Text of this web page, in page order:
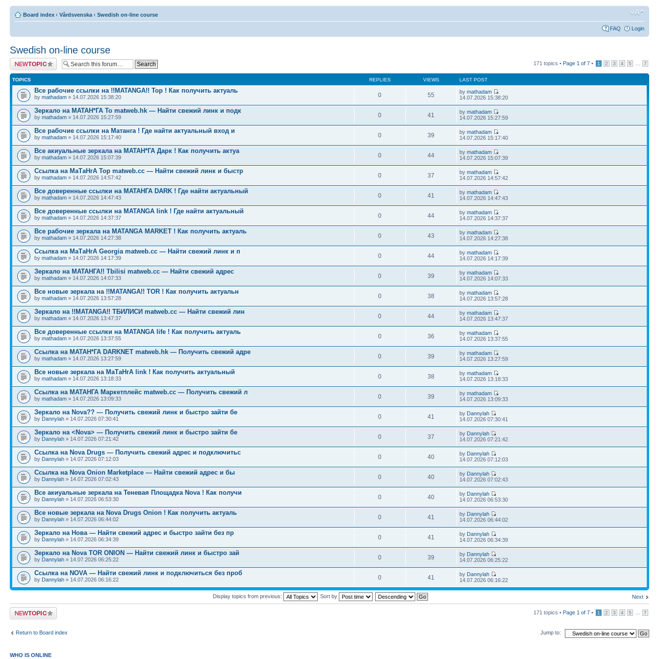
Board index ‹ Vårdsvenska ‹ Swedish on-line course
FAQ Login
Swedish on-line course
Post a new topic 171 topics • Page 1 of 7 • 1 2 3 4 5 7
TOPICS REPLIES VIEWS LAST POST
Все рабочие ссылки на !!MATANGA!! Тор ! Как получить актуаль
by mathadam » 14.07.2026 15:38:20 0 55 bymathadam
14.07.2026 15:38:20
Зеркало на МАТАН*ГА To matweb.hk — Найти свежий линк и подк
by mathadam » 14.07.2026 15:27:59 0 41 bymathadam
14.07.2026 15:27:59
Все рабочие ссылки на Матанга ! Где найти актуальный вход и
by mathadam » 14.07.2026 15:17:40 0 39 bymathadam
14.07.2026 15:17:40
Все акиуальные зеркала на МАТАН*ГА Дарк ! Как получить актуа
by mathadam » 14.07.2026 15:07:39 0 44 bymathadam
14.07.2026 15:07:39
Ссылка на МаТаНгА Тор matweb.cc — Найти свежий линк и быстр
by mathadam » 14.07.2026 14:57:42 0 37 bymathadam
14.07.2026 14:57:42
Все доверенные ссылки на МАТАНГА DARK ! Где найти актуальный
by mathadam » 14.07.2026 14:47:43 0 41 bymathadam
14.07.2026 14:47:43
Все доверенные ссылки на MATANGA link ! Где найти актуальный
by mathadam » 14.07.2026 14:37:37 0 44 bymathadam
14.07.2026 14:37:37
Все рабочие зеркала на MATANGA MARKET ! Как получить актуаль
by mathadam » 14.07.2026 14:27:38 0 43 bymathadam
14.07.2026 14:27:38
Ссылка на МаТаНгА Georgia matweb.cc — Найти свежий линк и п
by mathadam » 14.07.2026 14:17:39 0 44 bymathadam
14.07.2026 14:17:39
Зеркало на МАТАНГА!! Tbilisi matweb.cc — Найти свежий адрес
by mathadam » 14.07.2026 14:07:33 0 39 bymathadam
14.07.2026 14:07:33
Все новые зеркала на !!MATANGA!! TOR ! Как получить актуальн
by mathadam » 14.07.2026 13:57:28 0 38 bymathadam
14.07.2026 13:57:28
Зеркало на !!MATANGA!! ТБИЛИСИ matweb.cc — Найти свежий лин
by mathadam » 14.07.2026 13:47:37 0 44 bymathadam
14.07.2026 13:47:37
Все доверенные ссылки на MATANGA life ! Как получить актуаль
by mathadam » 14.07.2026 13:37:55 0 36 bymathadam
14.07.2026 13:37:55
Ссылка на МАТАН*ГА DARKNET matweb.hk — Получить свежий адре
by mathadam » 14.07.2026 13:27:59 0 39 bymathadam
14.07.2026 13:27:59
Все новые зеркала на МаТаНгА link ! Как получить актуальный
by mathadam » 14.07.2026 13:18:33 0 38 bymathadam
14.07.2026 13:18:33
Ссылка на МАТАНГА Маркетплейс matweb.cc — Получить свежий л
by mathadam » 14.07.2026 13:09:33 0 39 bymathadam
14.07.2026 13:09:33
Зеркало на Nova?? — Получить свежий линк и быстро зайти бе
by Dannylah » 14.07.2026 07:30:41 0 41 by Dannylah
14.07.2026 07:30:41
Зеркало на <Nova> — Получить свежий линк и быстро зайти бе
by Dannylah » 14.07.2026 07:21:42 0 37 by Dannylah
14.07.2026 07:21:42
Ссылка на Nova Drugs — Получить свежий адрес и подключитьс
by Dannylah » 14.07.2026 07:12:03 0 40 by Dannylah
14.07.2026 07:12:03
Ссылка на Nova Onion Marketplace — Найти свежий адрес и бы
by Dannylah » 14.07.2026 07:02:43 0 40 by Dannylah
14.07.2026 07:02:43
Все акиуальные зеркала на Теневая Площадка Nova ! Как получи
by Dannylah » 14.07.2026 06:53:30 0 40 by Dannylah
14.07.2026 06:53:30
Все новые зеркала на Nova Drugs Onion ! Как получить актуаль
by Dannylah » 14.07.2026 06:44:02 0 41 by Dannylah
14.07.2026 06:44:02
Зеркало на Нова — Найти свежий адрес и быстро зайти без пр
by Dannylah » 14.07.2026 06:34:39 0 41 by Dannylah
14.07.2026 06:34:39
Зеркало на Nova TOR ONION — Найти свежий линк и быстро зай
by Dannylah » 14.07.2026 06:25:22 0 39 by Dannylah
14.07.2026 06:25:22
Ссылка на NOVA — Найти свежий линк и подключиться без проб
by Dannylah » 14.07.2026 06:16:22 0 41 by Dannylah
14.07.2026 06:16:22
Next
Display topics from previous: Sort by
Post a new topic 171 topics • Page 1 of 7 • 1 2 3 4 5 7
Return to Board index Jump to:
WHO IS ONLINE